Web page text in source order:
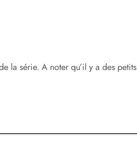
la série. A noter qu’il y a des